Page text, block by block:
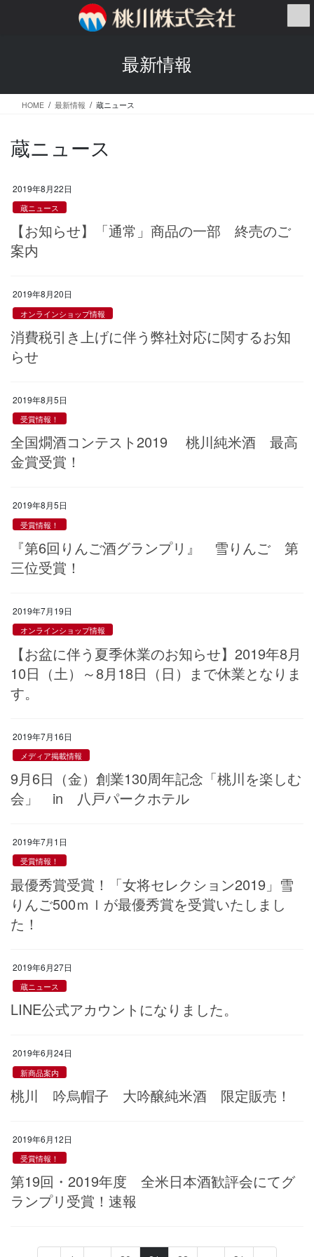
ス
ン
最新情報
HOME 最新情報 蔵ニュース
蔵ニュース
2019年8月22日
蔵ニュース
【お知らせ】「通常」商品の一部 終売のご
案内
2019年8月20日
オンラインショップ情報
消費税引き上げに伴う弊社対応に関するお知
らせ
2019年8月5日
受賞情報！
全国燗酒コンテスト2019 桃川純米酒 最高
金賞受賞！
2019年8月5日
受賞情報！
『第6回りんご酒グランプリ』 雪りんご 第
三位受賞！
2019年7月19日
オンラインショップ情報
【お盆に伴う夏季休業のお知らせ】2019年8月
10日（土）～8月18日（日）まで休業となりま
す。
2019年7月16日
メディア掲載情報
9月6日（金）創業130周年記念「桃川を楽しむ
会」 in 八戸パークホテル
2019年7月1日
受賞情報！
最優秀賞受賞！「女将セレクション2019」雪
りんご500ｍｌが最優秀賞を受賞いたしまし
た！
2019年6月27日
蔵ニュース
LINE公式アカウントになりました。
2019年6月24日
新商品案内
桃川 吟烏帽子 大吟醸純米酒 限定販売！
2019年6月12日
受賞情報！
第19回・2019年度 全米日本酒歓評会にてグ
ランプリ受賞！速報